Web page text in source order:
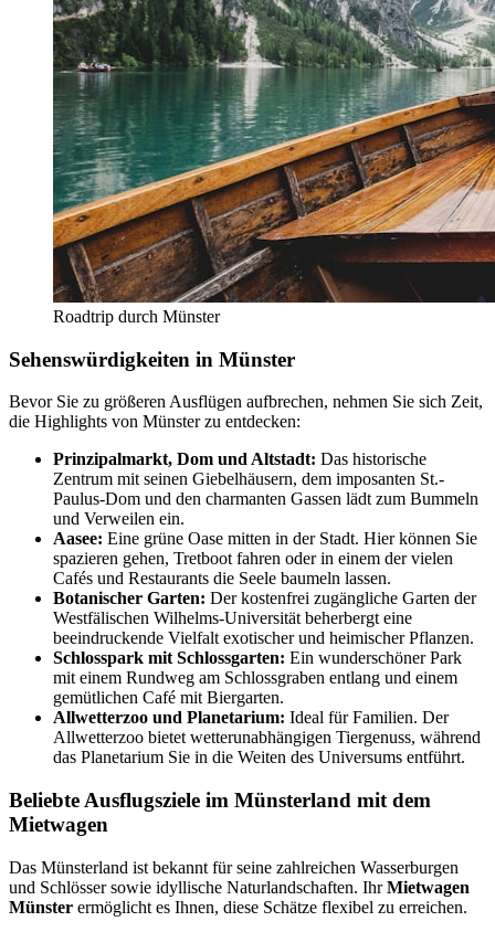
Roadtrip durch Münster
Sehenswürdigkeiten in Münster
Bevor Sie zu größeren Ausflügen aufbrechen, nehmen Sie sich Zeit,
die Highlights von Münster zu entdecken:
Prinzipalmarkt, Dom und Altstadt: Das historische
Zentrum mit seinen Giebelhäusern, dem imposanten St.-
Paulus-Dom und den charmanten Gassen lädt zum Bummeln
und Verweilen ein.
Aasee: Eine grüne Oase mitten in der Stadt. Hier können Sie
spazieren gehen, Tretboot fahren oder in einem der vielen
Cafés und Restaurants die Seele baumeln lassen.
Botanischer Garten: Der kostenfrei zugängliche Garten der
Westfälischen Wilhelms-Universität beherbergt eine
beeindruckende Vielfalt exotischer und heimischer Pflanzen.
Schlosspark mit Schlossgarten: Ein wunderschöner Park
mit einem Rundweg am Schlossgraben entlang und einem
gemütlichen Café mit Biergarten.
Allwetterzoo und Planetarium: Ideal für Familien. Der
Allwetterzoo bietet wetterunabhängigen Tiergenuss, während
das Planetarium Sie in die Weiten des Universums entführt.
Beliebte Ausflugsziele im Münsterland mit dem
Mietwagen
Das Münsterland ist bekannt für seine zahlreichen Wasserburgen
und Schlösser sowie idyllische Naturlandschaften. IhrMietwagen
Münster ermöglicht es Ihnen, diese Schätze flexibel zu erreichen.